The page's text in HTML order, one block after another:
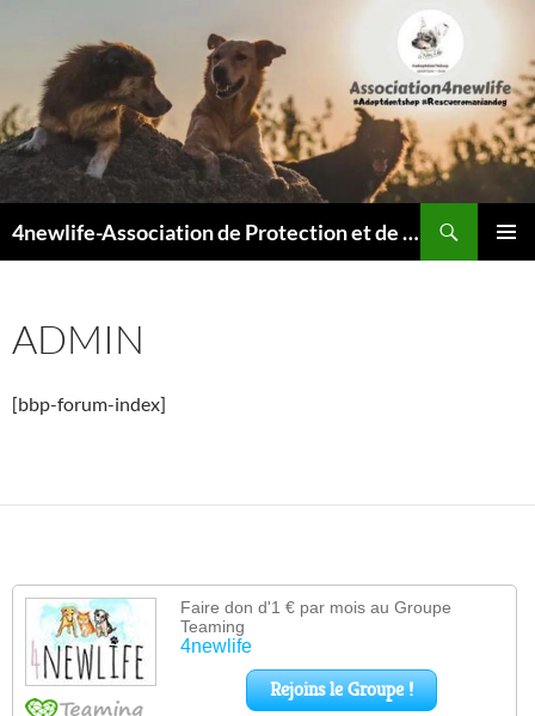
4newlife-Association de Protection et de défense animale. Loi de 1908
ADMIN
[bbp-forum-index]